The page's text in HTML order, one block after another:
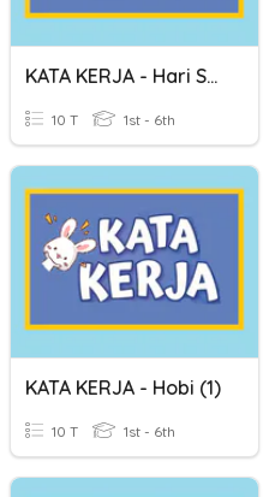
KATA KERJA - Hari Sukan
10 T 1st - 6th
KATA KERJA - Hobi (1)
10 T 1st - 6th